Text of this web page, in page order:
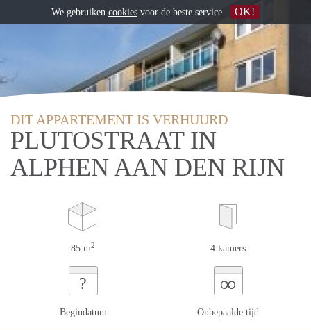
DIT APPARTEMENT IS VERHUURD
PLUTOSTRAAT IN
ALPHEN AAN DEN RIJN
85 m2 4 kamers
?
Begindatum
∞
Onbepaalde tijd
We gebruiken cookies voor de beste service OK!